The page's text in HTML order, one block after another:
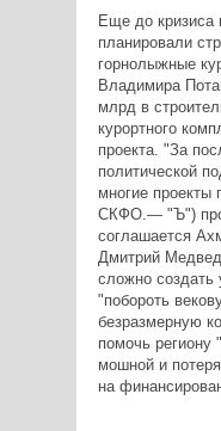
Еще до кризиса
планировали
горнолыжные
Владимира
млрд в
курортного
проекта. "За
политической
многие проекты
СКФО.— "Ъ")
соглашается
Дмитрий
сложно создать
"побороть
безразмерную
помочь региону
мошной и
на